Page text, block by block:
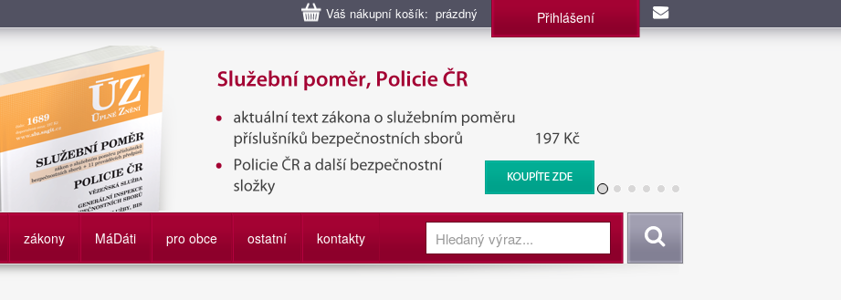
Váš nákupní košík: prázdný Přihlášení
Služební poměr příslušníků bezpečnostních sborů, Policie ČR, Vězeňská služba, BIS, Zpravodajské
služby
zákony MáDáti pro obce ostatní kontakty Vyhledat